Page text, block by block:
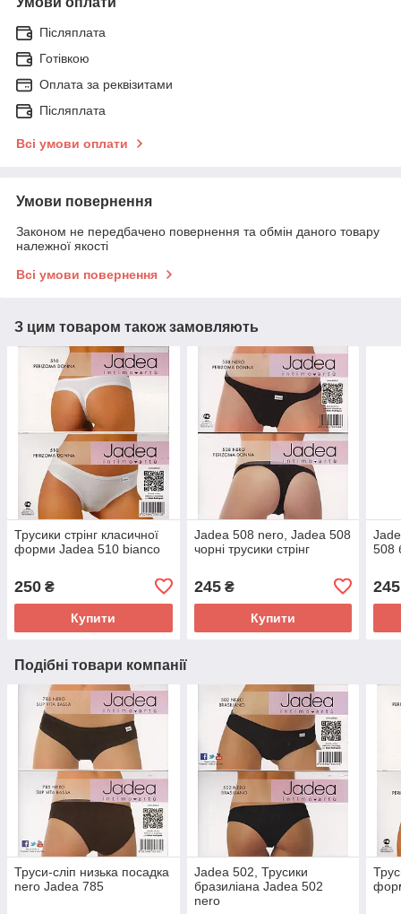
Післяплата
Готівкою
Оплата за реквізитами
Післяплата
Всі умови оплати
Умови повернення
Законом не передбачено повернення та обмін даного товару
належної якості
Всі умови повернення
З цим товаром також замовляють
Трусики стрінг класичної
форми Jadea 510 bianco
250 ₴
Купити
Jadea 508 nero, Jadea 508
чорні трусики стрінг
245₴
Купити
508
245
Подібні товари компанії
Труси-сліп низька посадка
nero Jadea 785
Jadea 502, Трусики
бразиліана Jadea 502
nero